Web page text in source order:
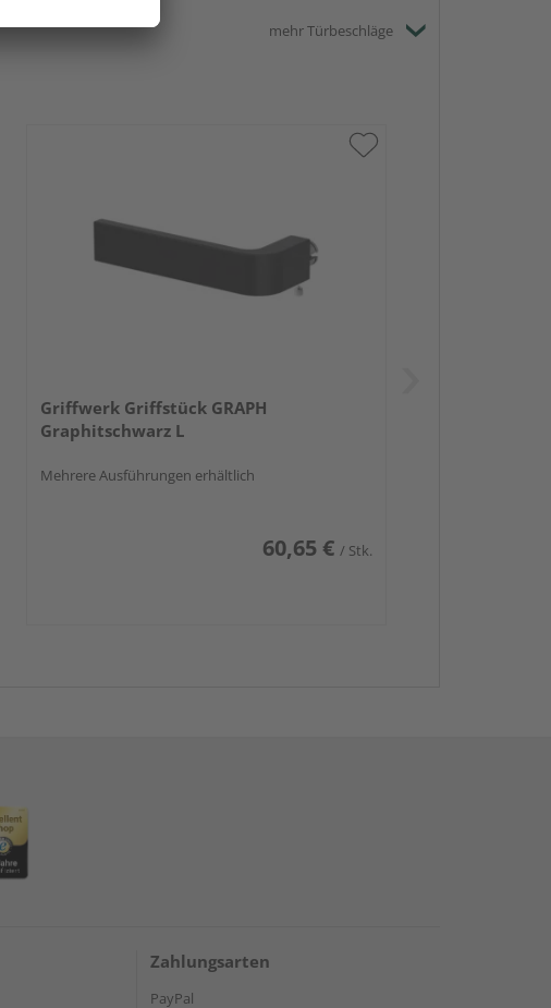
mehr Türbeschläge
Griffwerk Griffstück GRAPH
Graphitschwarz L
Mehrere Ausführungen erhältlich
60,65 € / Stk.
Zahlungsarten
PayPal